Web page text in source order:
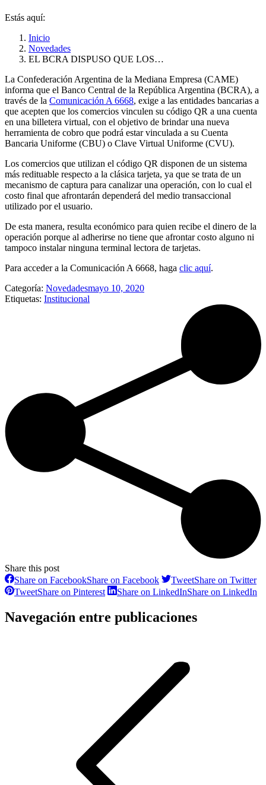
Estás aquí:
Inicio
Novedades
EL BCRA DISPUSO QUE LOS…
La Confederación Argentina de la Mediana Empresa (CAME)
informa que el Banco Central de la República Argentina (BCRA), a
través de la Comunicación A 6668, exige a las entidades bancarias a
que acepten que los comercios vinculen su código QR a una cuenta
en una billetera virtual, con el objetivo de brindar una nueva
herramienta de cobro que podrá estar vinculada a su Cuenta
Bancaria Uniforme (CBU) o Clave Virtual Uniforme (CVU).
Los comercios que utilizan el código QR disponen de un sistema
más redituable respecto a la clásica tarjeta, ya que se trata de un
mecanismo de captura para canalizar una operación, con lo cual el
costo final que afrontarán dependerá del medio transaccional
utilizado por el usuario.
De esta manera, resulta económico para quien recibe el dinero de la
operación porque al adherirse no tiene que afrontar costo alguno ni
tampoco instalar ninguna terminal lectora de tarjetas.
Para acceder a la Comunicación A 6668, haga clic aquí.
Categoría: Novedadesmayo 10, 2020
Etiquetas: Institucional
Share this post
Share on FacebookShare on Facebook TweetShare on Twitter
TweetShare on Pinterest Share on LinkedInShare on LinkedIn
Navegación entre publicaciones